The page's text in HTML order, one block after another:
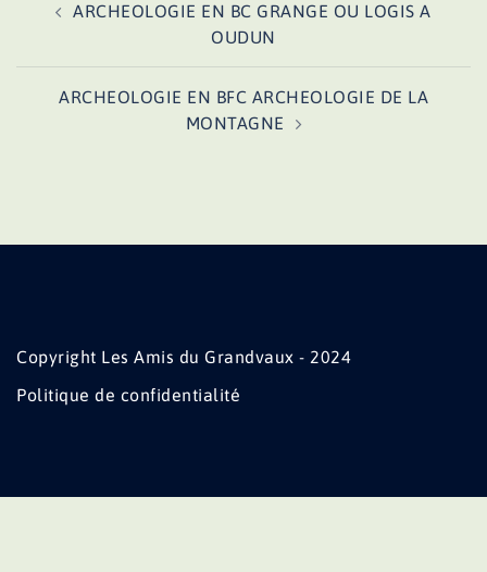
d’articleARCHEOLOGIE EN BC GRANGE OU LOGIS A
OUDUN
ARCHEOLOGIE EN BFC ARCHEOLOGIE DE LA
MONTAGNE
Copyright Les Amis du Grandvaux - 2024
Politique de confidentialité